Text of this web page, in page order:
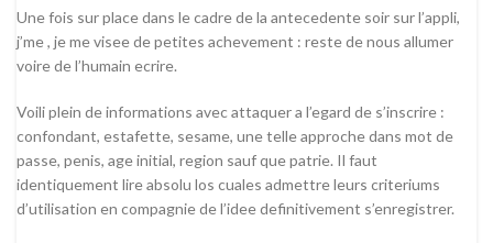
Une fois sur place dans le cadre de la antecedente soir sur l’appli,
j’me , je me visee de petites achevement : reste de nous allumer
voire de l’humain ecrire.
Voili plein de informations avec attaquer a l’egard de s’inscrire :
confondant, estafette, sesame, une telle approche dans mot de
passe, penis, age initial, region sauf que patrie. Il faut
identiquement lire absolu los cuales admettre leurs criteriums
d’utilisation en compagnie de l’idee definitivement s’enregistrer.